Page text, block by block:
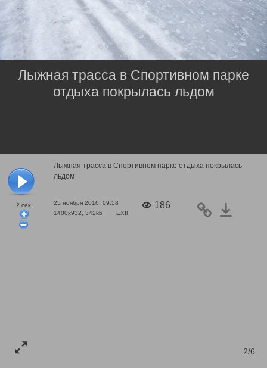
2 сек.
Лыжная трасса в Спортивном парке отдыха покрылась
льдом
25 ноября 2016, 09:58
1400x932, 342kb
EXIF
186
2/6
Лыжная трасса в Спортивном парке
отдыха покрылась льдом